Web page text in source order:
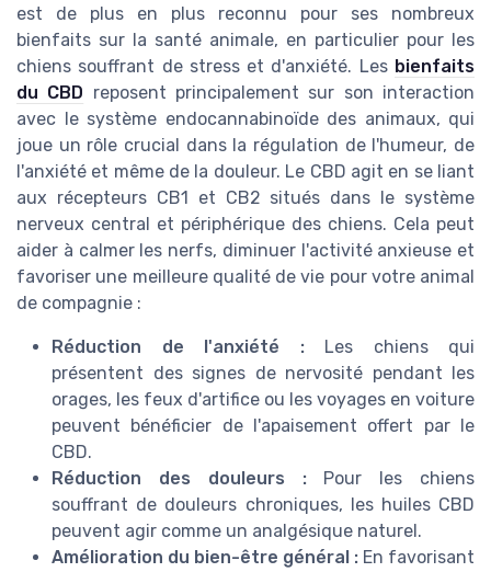
est de plus en plus reconnu pour ses nombreux
bienfaits sur la santé animale, en particulier pour les
chiens souffrant de stress et d'anxiété. Les bienfaits
du CBD reposent principalement sur son interaction
avec le système endocannabinoïde des animaux, qui
joue un rôle crucial dans la régulation de l'humeur, de
l'anxiété et même de la douleur. Le CBD agit en se liant
aux récepteurs CB1 et CB2 situés dans le système
nerveux central et périphérique des chiens. Cela peut
aider à calmer les nerfs, diminuer l'activité anxieuse et
favoriser une meilleure qualité de vie pour votre animal
de compagnie :
Réduction de l'anxiété :Les chiens qui
présentent des signes de nervosité pendant les
orages, les feux d'artifice ou les voyages en voiture
peuvent bénéficier de l'apaisement offert par le
CBD.
Réduction des douleurs :Pour les chiens
souffrant de douleurs chroniques, les huiles CBD
peuvent agir comme un analgésique naturel.
Amélioration du bien-être général : En favorisant